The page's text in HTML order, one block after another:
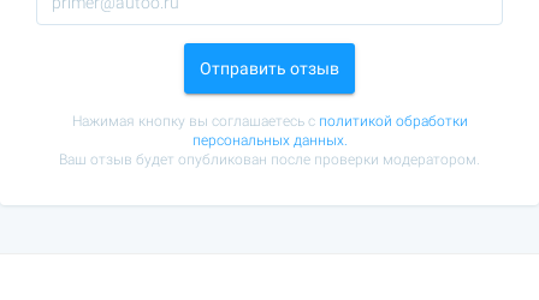
Отправить отзыв
Нажимая кнопку вы соглашаетесь с политикой обработки
персональных данных.
Ваш отзыв будет опубликован после проверки модератором.